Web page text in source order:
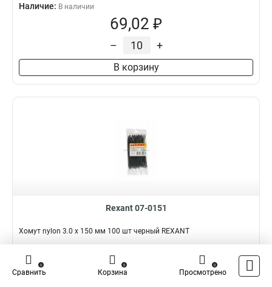
Наличие: В наличии
69,02 ₽
– +
В корзину
Rexant 07-0151
Хомут nylon 3.0 х 150 мм 100 шт черный REXANT
Подробнее Сравнить
Наличие:
Сравнить
0
Корзина
0
Просмотрено
0